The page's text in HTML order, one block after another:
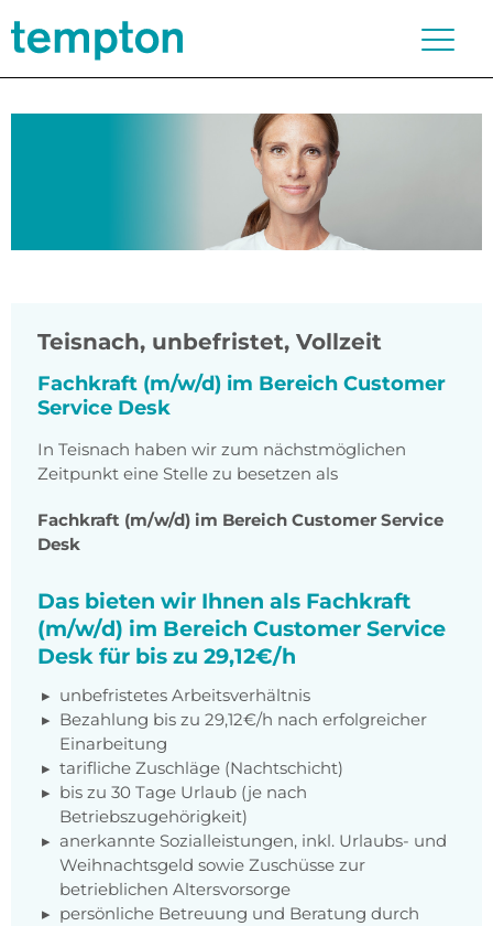
Teisnach, unbefristet, Vollzeit
Fachkraft (m/w/d) im Bereich Customer
Service Desk
In Teisnach haben wir zum nächstmöglichen
Zeitpunkt eine Stelle zu besetzen als
Fachkraft (m/w/d) im Bereich Customer Service
Desk
Das bieten wir Ihnen als Fachkraft
(m/w/d) im Bereich Customer Service
Desk für bis zu 29,12€/h
unbefristetes Arbeitsverhältnis
Bezahlung bis zu 29,12€/h nach erfolgreicher
Einarbeitung
tarifliche Zuschläge (Nachtschicht)
bis zu 30 Tage Urlaub (je nach
Betriebszugehörigkeit)
anerkannte Sozialleistungen, inkl. Urlaubs- und
Weihnachtsgeld sowie Zuschüsse zur
betrieblichen Altersvorsorge
persönliche Betreuung und Beratung durch